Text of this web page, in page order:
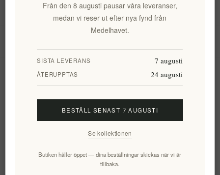
Mitt konto
Prenumerera Avsluta bevakning
Från den 8 augusti pausar våra leveranser,
medan vi reser ut efter nya fynd från
Medelhavet.
SISTA LEVERANS 7 augusti
ÅTERUPPTAS 24 augusti
BESTÄLL SENAST 7 AUGUSTI
Se kollektionen
Butiken håller öppet — dina beställningar skickas när vi är
tillbaka.